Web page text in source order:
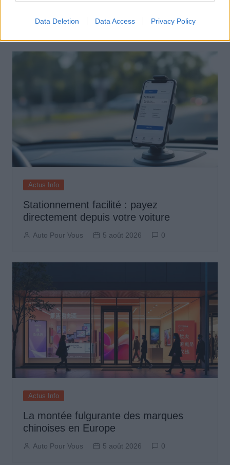
Data Deletion Data Access Privacy Policy
Auto Pour Vous 5 août 2026 0
Actus Info
Stationnement facilité : payez
directement depuis votre voiture
Auto Pour Vous 5 août 2026 0
Actus Info
La montée fulgurante des marques
chinoises en Europe
Auto Pour Vous 5 août 2026 0